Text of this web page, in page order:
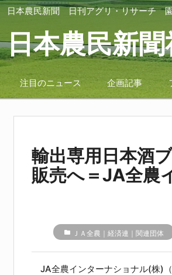
日本農民新聞 日刊アグリ・リサーチ
日本農民新聞
注目のニュース 企画記事
輸出専用日本酒
販売へ＝JA全農
folder ＪＡ全農｜経済連｜関連団体
JA全農インターナショナル(株)